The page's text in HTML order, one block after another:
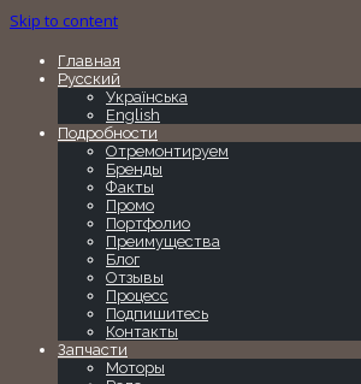
Skip to content
Главная
Русский
Українська
English
Подробности
Отремонтируем
Бренды
Факты
Промо
Портфолио
Преимущества
Блог
Отзывы
Процесс
Подпишитесь
Контакты
Запчасти
Моторы